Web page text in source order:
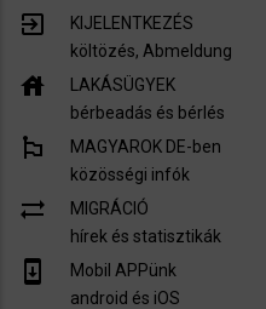
exit_to_app
KIJELENTKEZÉS
költözés, Abmeldung
house
LAKÁSÜGYEK
bérbeadás és bérlés
emoji_flags
MAGYAROK DE-ben
közösségi infók
sync_alt
MIGRÁCIÓ
hírek és statisztikák
system_update
Mobil APPünk
android és iOS